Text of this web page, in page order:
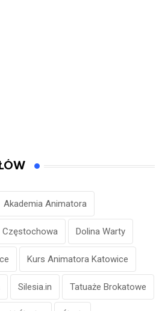
Akademia Animatora
Częstochowa Dolina Warty
Kurs Animatora Katowice
Silesia.in Tatuaże Brokatowe